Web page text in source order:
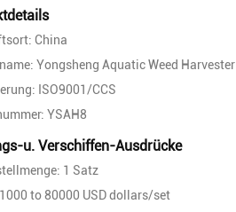
China
Yongsheng Aquatic Weed Harvester
ISO9001/CCS
YSAH8
u. Verschiffen-Ausdrücke
1 Satz
to 80000 USD dollars/set